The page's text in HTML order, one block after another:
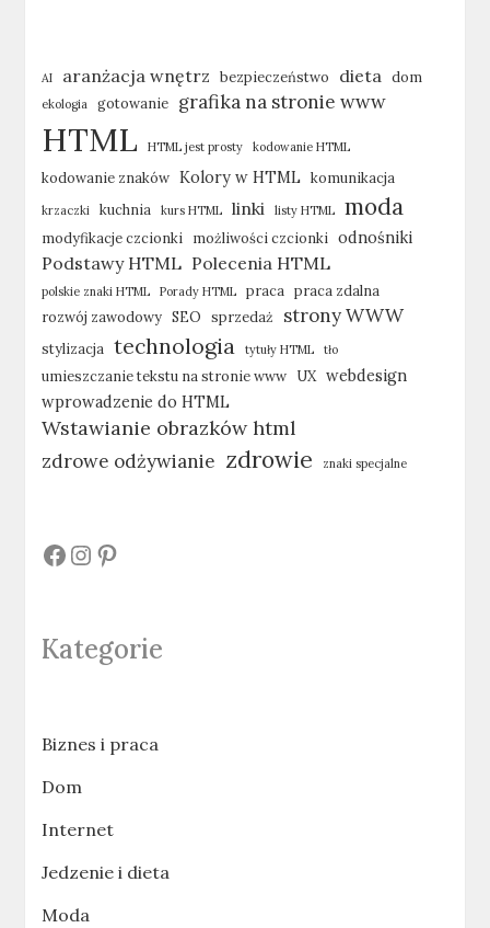
AI aranżacja wnętrz bezpieczeństwo dieta dom
ekologia gotowanie grafika na stronie www
HTML HTML jest prosty kodowanie HTML
kodowanie znaków Kolory w HTML komunikacja
krzaczki kuchnia kurs HTML linki listy HTML moda
modyfikacje czcionki możliwości czcionki odnośniki
Podstawy HTML Polecenia HTML
polskie znaki HTML Porady HTML praca praca zdalna
rozwój zawodowy SEO sprzedaż strony WWW
stylizacja technologia tytuły HTML tło
umieszczanie tekstu na stronie www UX webdesign
wprowadzenie do HTML
Wstawianie obrazków html
zdrowe odżywianie zdrowie znaki specjalne
# # #
Kategorie
Biznes i praca
Dom
Internet
Jedzenie i dieta
Moda